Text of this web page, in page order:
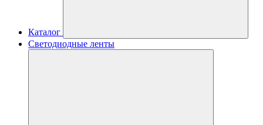
Каталог
Светодиодные ленты